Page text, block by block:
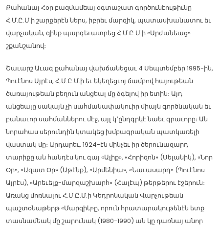
Քահանայ Հօր բազմամեայ օգտաշատ գործունէութիւնը
Հ.Մ.Ը.Մ.ի շարքերէն ներս, իբրեւ մարզիկ, պատասխանատու եւ
վարչական, զինք պարգեւատրեց Հ.Մ.Ը.Մ.ի «Արժանեաց»
շքանշանով։
Շաւարշ Աւագ քահանայ վախճանեցաւ 4 Սեպտեմբեր 1995-ին,
Պուէնոս Այրէս, Հ.Մ.Ը.Մ.ի եւ եկեղեցւոյ ճամբով հայութեան
ծառայութեան բեղուն անցեալ մը ձգելով իր ետին։ Այդ
անցեալը սակայն չի սահմանափակուիր միայն գործնական եւ
բանաւոր սահմաններու մէջ, այլ կ՚ընդգրկէ նաեւ գրաւորը։ Ան
նորահաս սերունդին կտակեց խմբագրական պատկառելի
վաստակ մը։ Արդարեւ, 1924-էն մինչեւ իր ծերունազարդ
տարիքը ան հանդէս կու գայ «Ալիք», «Հորիզոն» (Սելանիկ), «Նոր
Օր», «Ազատ Օր» (Աթէնք), «Արմենիա», «Նաւասարդ» (Պուէնոս
Այրէս), «Արեւելք-մարզաշխարհ» (Հալէպ) թերթերու էջերուն։
Առանց մոռնալու Հ.Մ.Ը.Մ.ի Կեդրոնական Վարչութեան
պաշտօնաթերթ «Մարզիկ»ը, որուն հրատարակութենէն ետք
տասնամեակ մը շարունակ (1980-1990) ան կը դառնայ անոր